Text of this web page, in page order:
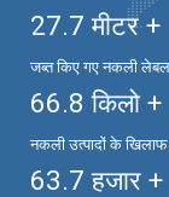
27.7 मीटर +
जब्त किए गए नकली लेबल
66.8 किलो +
नकली उत्पादों के खिलाफ
63.7 हजार +